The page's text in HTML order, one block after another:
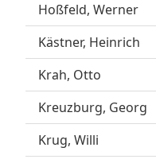
Hoßfeld, Werner
Kästner, Heinrich
Krah, Otto
Kreuzburg, Georg
Krug, Willi